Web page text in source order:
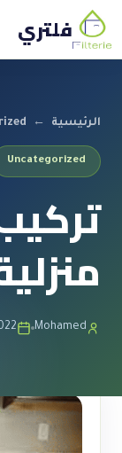
فلتري
الرئيسية ←
Uncategorized
Mohamed